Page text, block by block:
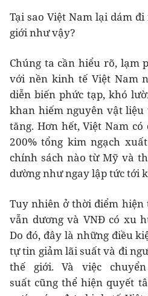
Tại sao Việt Nam lại dám
giới như vậy?
Chúng ta cần hiểu rõ, lạm
với nền kinh tế Việt Nam
diễn biến phức tạp, khó
khan hiếm nguyên vật
tăng. Hơn hết, Việt Nam
200% tổng kim ngạch
chính sách nào từ Mỹ và
dường như ngay lập tức tới
Tuy nhiên ở thời điểm
vẫn dương và VNĐ có xu
Do đó, đây là những điều
tự tin giảm lãi suất và đi
thế giới. Và việc
suất cũng thể hiện quyết